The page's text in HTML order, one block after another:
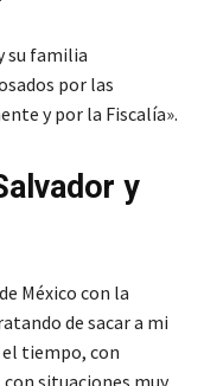
su familia
por las
y por la Fiscalía».
y
México con la
de sacar a mi
tiempo, con